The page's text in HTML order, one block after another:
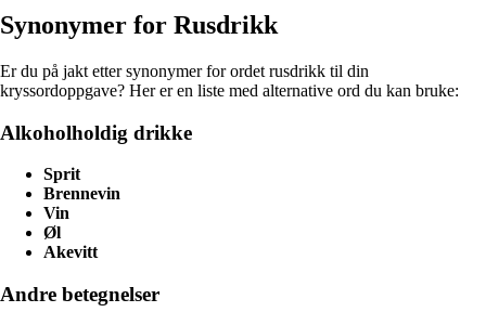
Synonymer for Rusdrikk
Er du på jakt etter synonymer for ordet rusdrikk til din
kryssordoppgave? Her er en liste med alternative ord du kan bruke:
Alkoholholdig drikke
Sprit
Brennevin
Vin
Øl
Akevitt
Andre betegnelser